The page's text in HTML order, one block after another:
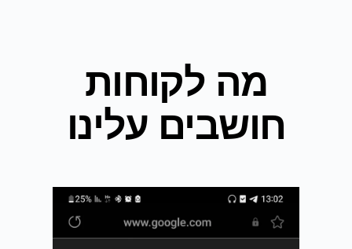
מה לקוחות
חושבים עלינו